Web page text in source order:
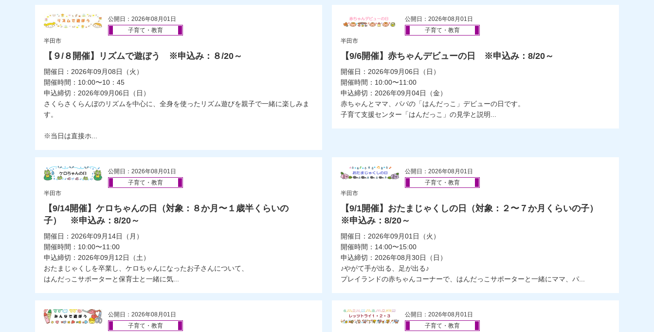
公開日：2026年08月01日
子育て・教育
半田市
【９/８開催】リズムで遊ぼう ※申込み：８/20～
開催日：2026年09月08日（火）
開催時間：10:00〜10：45
申込締切：2026年09月06日（日）
さくらさくらんぼのリズムを中心に、全身を使ったリズム遊びを親子で一緒に楽しみま
す。
※当日は直接ホ...
公開日：2026年08月01日
子育て・教育
半田市
【9/6開催】赤ちゃんデビューの日 ※申込み：8/20～
開催日：2026年09月06日（日）
開催時間：10:00〜11:00
申込締切：2026年09月04日（金）
赤ちゃんとママ、パパの「はんだっこ」デビューの日です。
子育て支援センター「はんだっこ」の見学と説明...
公開日：2026年08月01日
子育て・教育
半田市
【9/14開催】ケロちゃんの日（対象：８か月〜１歳半くらいの
子） ※申込み：8/20～
開催日：2026年09月14日（月）
開催時間：10:00〜11:00
申込締切：2026年09月12日（土）
おたまじゃくしを卒業し、ケロちゃんになったお子さんについて、
はんだっこサポーターと保育士と一緒に気...
公開日：2026年08月01日
子育て・教育
半田市
【9/1開催】おたまじゃくしの日（対象：２〜７か月くらいの子）
※申込み：8/20～
開催日：2026年09月01日（火）
開催時間：14:00〜15:00
申込締切：2026年08月30日（日）
♪やがて手が出る、足が出る♪
プレイランドの赤ちゃんコーナーで、はんだっこサポーターと一緒にママ、パ...
公開日：2026年08月01日
子育て・教育
公開日：2026年08月01日
子育て・教育